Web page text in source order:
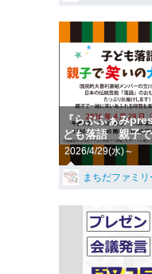
『らぶふぁみ
ども落語 親子で
2026/4/29(水)～
まちだファミ